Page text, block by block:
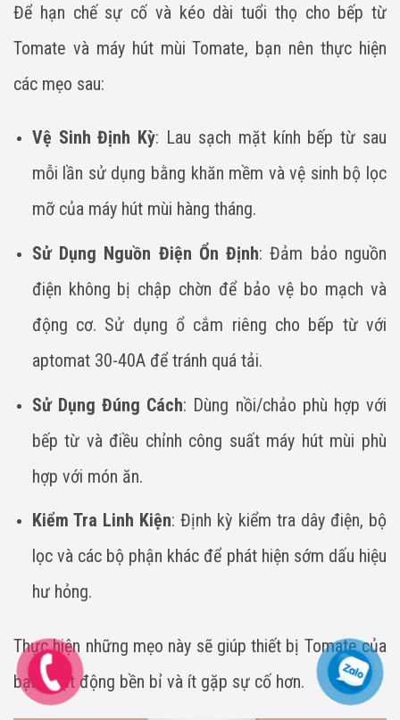
Để hạn chế sự cố và kéo dài tuổi thọ cho bếp từ
Tomate và máy hút mùi Tomate, bạn nên thực hiện
các mẹo sau:
Vệ Sinh Định Kỳ: Lau sạch mặt kính bếp từ sau
mỗi lần sử dụng bằng khăn mềm và vệ sinh bộ lọc
mỡ của máy hút mùi hàng tháng.
Sử Dụng Nguồn Điện Ổn Định: Đảm bảo nguồn
điện không bị chập chờn để bảo vệ bo mạch và
động cơ. Sử dụng ổ cắm riêng cho bếp từ với
aptomat 30-40A để tránh quá tải.
Sử Dụng Đúng Cách: Dùng nồi/chảo phù hợp với
bếp từ và điều chỉnh công suất máy hút mùi phù
hợp với món ăn.
Kiểm Tra Linh Kiện: Định kỳ kiểm tra dây điện, bộ
lọc và các bộ phận khác để phát hiện sớm dấu hiệu
hư hỏng.
Thực hiện những mẹo này sẽ giúp thiết bị Tomate của
bạn hoạt động bền bỉ và ít gặp sự cố hơn.